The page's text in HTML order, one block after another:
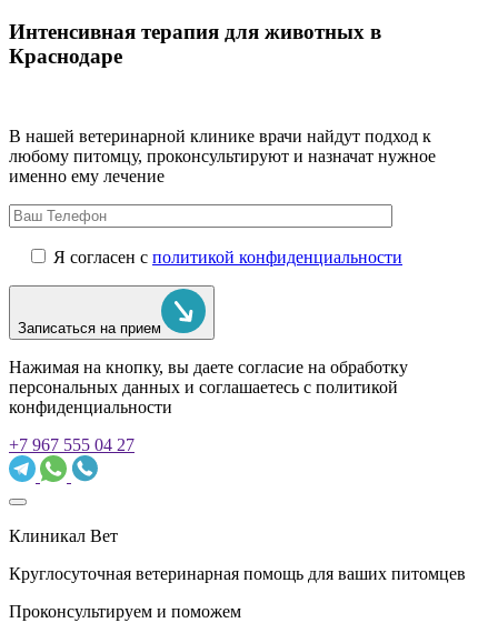
Интенсивная терапия для животных в
Краснодаре
В нашей ветеринарной клинике врачи найдут подход к
любому питомцу, проконсультируют и назначат нужное
именно ему лечение
Я согласен с политикой конфиденциальности
Записаться на прием
Нажимая на кнопку, вы даете согласие на обработку
персональных данных и соглашаетесь c политикой
конфиденциальности
+7 967 555 04 27
Клиникал Вет
Круглосуточная ветеринарная помощь для ваших питомцев
Проконсультируем и поможем